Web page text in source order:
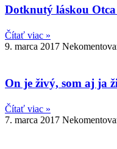
Dotknutý láskou
Čítať viac »
9. marca 2017
On je živý, som aj ja
Čítať viac »
7. marca 2017